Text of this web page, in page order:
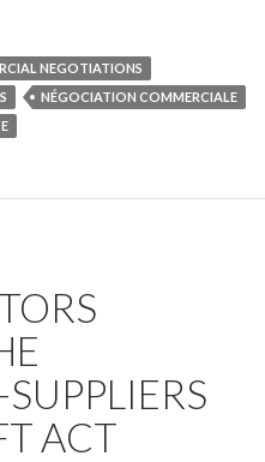
NEGOTIATIONS
NÉGOCIATION COMMERCIALE
ACT